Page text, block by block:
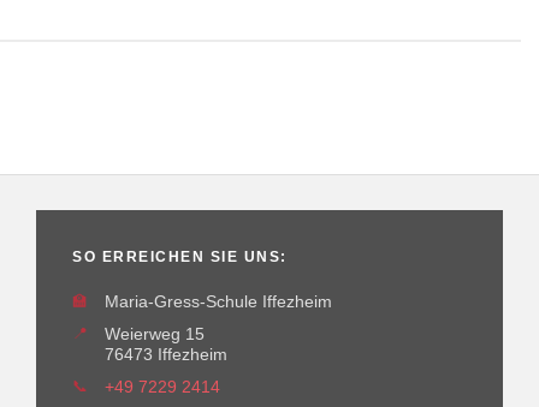
SO ERREICHEN SIE UNS:
🏫
Maria-Gress-Schule Iffezheim
📍
Weierweg 15
76473 Iffezheim
📞
+49 7229 2414